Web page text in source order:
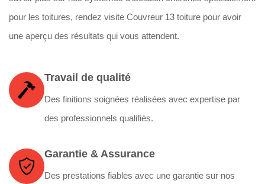
pour les toitures, rendez visite Couvreur 13 toiture pour avoir
une aperçu des résultats qui vous attendent.
Travail de qualité
Des finitions soignées réalisées avec expertise par
des professionnels qualifiés.
Garantie & Assurance
Des prestations fiables avec une garantie sur nos